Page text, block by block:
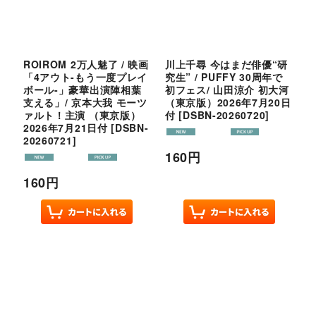
ROIROM 2万人魅了 / 映画
「4アウト-もう一度プレイ
ボール-」豪華出演陣相葉
支える」/ 京本大我 モーツ
ァルト！主演 （東京版）
2026年7月21日付 [DSBN-
20260721]
160円
川上千尋 今はまだ俳優“研
究生” / PUFFY 30周年で
初フェス/ 山田涼介 初大河
（東京版）2026年7月20日
付 [DSBN-20260720]
160円